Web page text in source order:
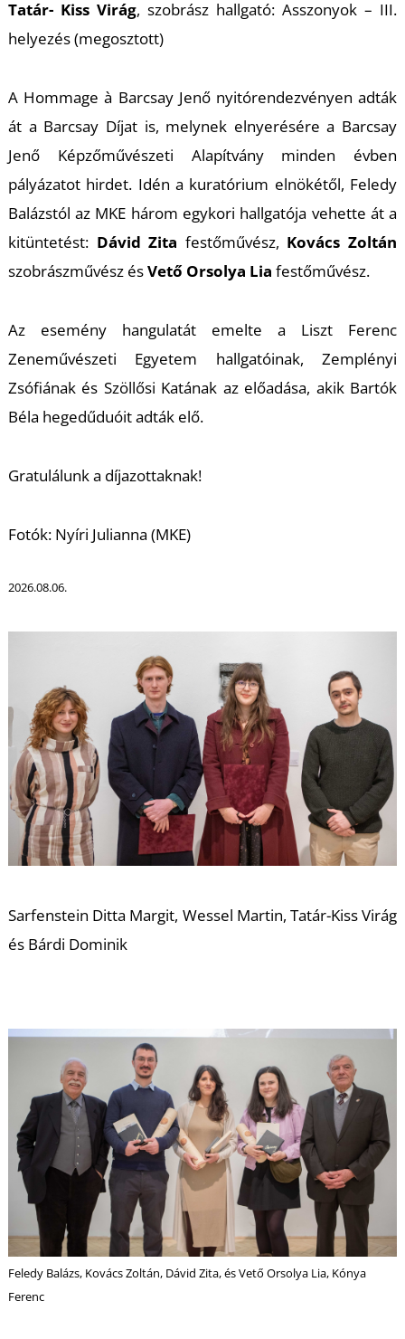
Sarfenstein Ditta Margit, Wessel Martin, Tatár-Kiss Virág
és Bárdi Dominik
Feledy Balázs, Kovács Zoltán, Dávid Zita, és Vető Orsolya Lia, Kónya
Ferenc
Tatár- Kiss Virág, szobrász hallgató: Asszonyok – III.
helyezés (megosztott)
A Hommage à Barcsay Jenő nyitórendezvényen adták
át a Barcsay Díjat is, melynek elnyerésére a Barcsay
Jenő Képzőművészeti Alapítvány minden évben
pályázatot hirdet. Idén a kuratórium elnökétől, Feledy
Balázstól az MKE három egykori hallgatója vehette át a
kitüntetést: Dávid Zita festőművész, Kovács Zoltán
szobrászművész ésVető Orsolya Lia festőművész.
Az esemény hangulatát emelte a Liszt Ferenc
Zeneművészeti Egyetem hallgatóinak, Zemplényi
Zsófiának és Szöllősi Katának az előadása, akik Bartók
Béla hegedűduóit adták elő.
Gratulálunk a díjazottaknak!
Fotók: Nyíri Julianna (MKE)
2026.08.06.